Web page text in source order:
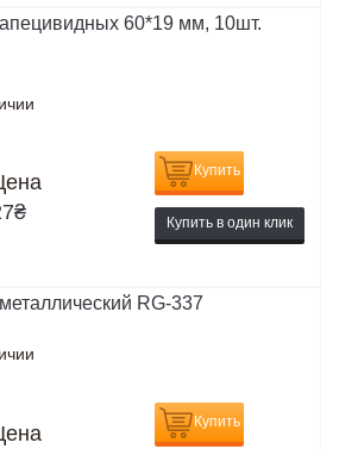
60*19 мм, 10шт.
₴
Купить
Купить в один клик
RG-337
Купить